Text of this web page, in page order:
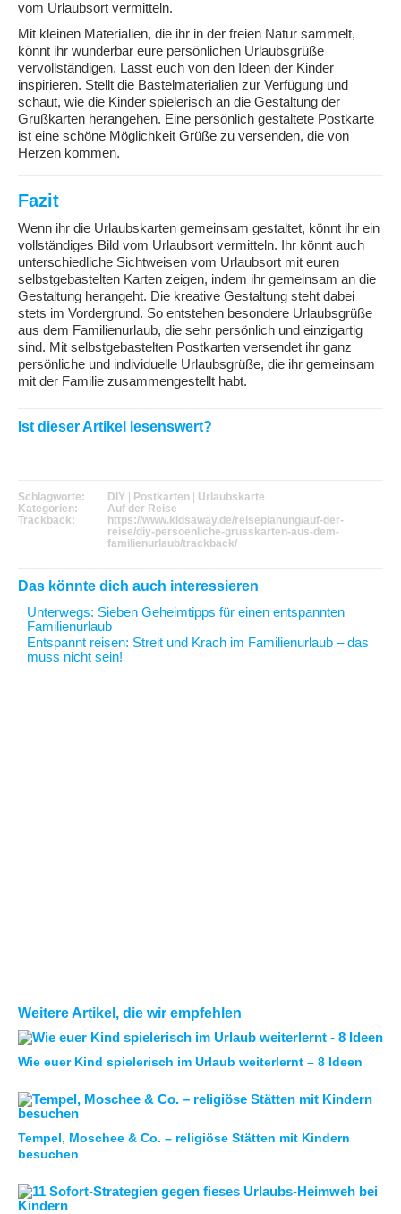
vom Urlaubsort vermitteln.
Mit kleinen Materialien, die ihr in der freien Natur sammelt,
könnt ihr wunderbar eure persönlichen Urlaubsgrüße
vervollständigen. Lasst euch von den Ideen der Kinder
inspirieren. Stellt die Bastelmaterialien zur Verfügung und
schaut, wie die Kinder spielerisch an die Gestaltung der
Grußkarten herangehen. Eine persönlich gestaltete Postkarte
ist eine schöne Möglichkeit Grüße zu versenden, die von
Herzen kommen.
Fazit
Wenn ihr die Urlaubskarten gemeinsam gestaltet, könnt ihr ein
vollständiges Bild vom Urlaubsort vermitteln. Ihr könnt auch
unterschiedliche Sichtweisen vom Urlaubsort mit euren
selbstgebastelten Karten zeigen, indem ihr gemeinsam an die
Gestaltung herangeht. Die kreative Gestaltung steht dabei
stets im Vordergrund. So entstehen besondere Urlaubsgrüße
aus dem Familienurlaub, die sehr persönlich und einzigartig
sind. Mit selbstgebastelten Postkarten versendet ihr ganz
persönliche und individuelle Urlaubsgrüße, die ihr gemeinsam
mit der Familie zusammengestellt habt.
Ist dieser Artikel lesenswert?
Schlagworte: DIY | Postkarten | Urlaubskarte
Kategorien:
Auf der Reise
Trackback:
https://www.kidsaway.de/reiseplanung/auf-der-
reise/diy-persoenliche-grusskarten-aus-dem-
familienurlaub/trackback/
Das könnte dich auch interessieren
Unterwegs: Sieben Geheimtipps für einen entspannten
Familienurlaub
Entspannt reisen: Streit und Krach im Familienurlaub – das
muss nicht sein!
Weitere Artikel, die wir empfehlen
Wie euer Kind spielerisch im Urlaub weiterlernt – 8 Ideen
Tempel, Moschee & Co. – religiöse Stätten mit Kindern
besuchen